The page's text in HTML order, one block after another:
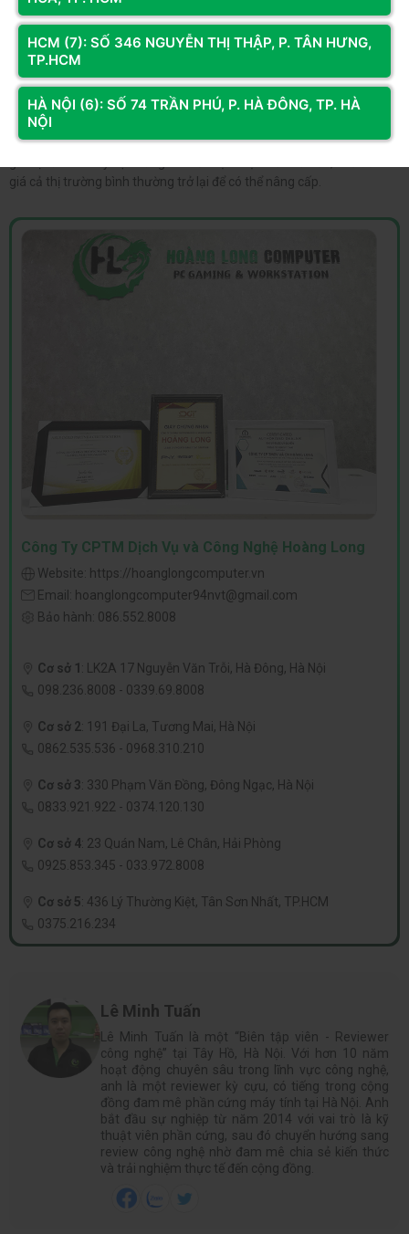
Nếu đang muốn sớm lắp ráp một chiếc PC, bạn nên tìm mua card đồ
họa cũ để có giá tốt nhất thay vì mua mới. Dẫu vậy, mức giá của
chúng cũng không hề rẻ, thậm chí còn đắt hơn cách đây 1 năm, dù là
đồ cũ.
Hoặc bạn cũng có thể chấp nhận sử dụng các GPU tích hợp chậm
chạm bên trong chipset, chẳng hạn như Intel UHD hay AMD Radeon
Vega, cho đến khi mua được một chiếc GPU chuyên dụng với đúng
giá cả thị trường bình thường trở lại để có thể nâng cấp.
Công Ty CPTM Dịch Vụ và Công Nghệ Hoàng Long
Website: https://hoanglongcomputer.vn
Email: hoanglongcomputer94nvt@gmail.com
Bảo hành: 086.552.8008
Cơ sở 1 :
LK2A 17 Nguyễn Văn Trỗi, Hà Đông, Hà Nội
098.236.8008 - 0339.69.8008
Cơ sở 2: 191 Đại La, Tương Mai, Hà Nội
0862.535.536 - 0968.310.210
Cơ sở 3: 330 Phạm Văn Đồng, Đông Ngạc, Hà Nội
0833.921.922 - 0374.120.130
Cơ sở 4: 23 Quán Nam, Lê Chân, Hải Phòng
0925.853.345 - 033.972.8008
Cơ sở 5: 436 Lý Thường Kiệt, Tân Sơn Nhất, TP.HCM
0375.216.234
Lê Minh Tuấn
Lê Minh Tuấn là một “Biên tập viên - Reviewer
công nghệ” tại Tây Hồ, Hà Nội. Với hơn 10 năm
hoạt động chuyên sâu trong lĩnh vực công nghệ,
anh là một reviewer kỳ cựu, có tiếng trong cộng
đồng đam mê phần cứng máy tính tại Hà Nội. Anh
bắt đầu sự nghiệp từ năm 2014 với vai trò là kỹ
thuật viên phần cứng, sau đó chuyển hướng sang
review công nghệ nhờ đam mê chia sẻ kiến thức
và trải nghiệm thực tế đến cộng đồng.
HCM (7): SỐ 346 NGUYỄN THỊ THẬP, P. TÂN HƯNG,
TP.HCM
HÀ NỘI (6): SỐ 74 TRẦN PHÚ, P. HÀ ĐÔNG, TP. HÀ
NỘI